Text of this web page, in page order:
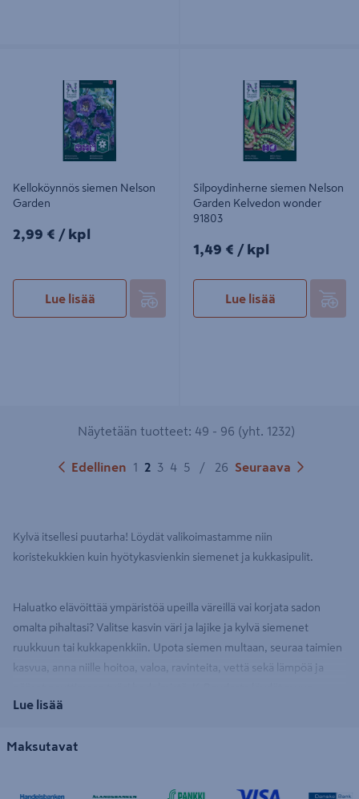
Kelloköynnös siemen Nelson
Garden
2,99€/kpl
2,99 € / kpl
Lue lisää
Silpoydinherne siemen Nelson
Garden Kelvedon wonder
91803
1,49€/kpl
1,49 € / kpl
Lue lisää
Näytetään tuotteet: 49 - 96 (yht. 1232)
Edellinen 1 2 3 4 5 / 26 Seuraava
Kylvä itsellesi puutarha! Löydät valikoimastamme niin
koristekukkien kuin hyötykasvienkin siemenet ja kukkasipulit.
Haluatko elävöittää ympäristöä upeilla väreillä vai korjata sadon
omalta pihaltasi? Valitse kasvin väri ja lajike ja kylvä siemenet
ruukkuun tai kukkapenkkiin. Upota siemen multaan, seuraa taimien
kasvua, anna niille hoitoa, valoa, ravinteita, vettä sekä lämpöä ja
muassa kukkien, kuten orvokin, auringonkukan ja petunian
Lue lisää
Maksutavat